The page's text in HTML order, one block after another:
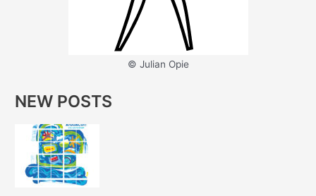
© Julian Opie
NEW POSTS